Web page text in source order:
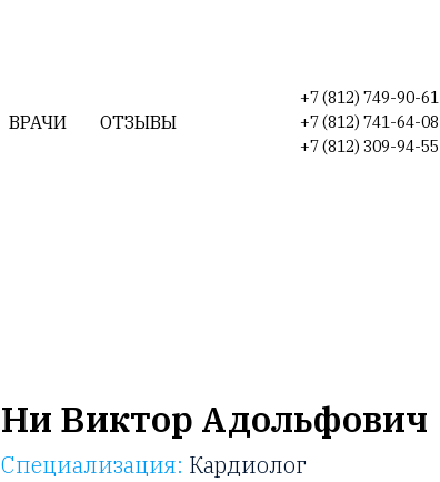
ВРАЧИ ОТЗЫВЫ
+7 (812) 749-90-61
+7 (812) 741-64-08
+7 (812) 309-94-55
Ни Виктор Адольфович
Специализация: Кардиолог